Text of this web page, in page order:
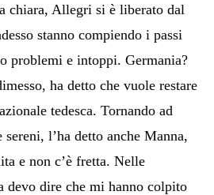
chiara, Allegri si è liberato dal
stanno compiendo i passi
problemi e intoppi. Germania?
ha detto che vuole restare
tedesca. Tornando ad
l’ha detto anche Manna,
e non c’è fretta. Nelle
devo dire che mi hanno colpito